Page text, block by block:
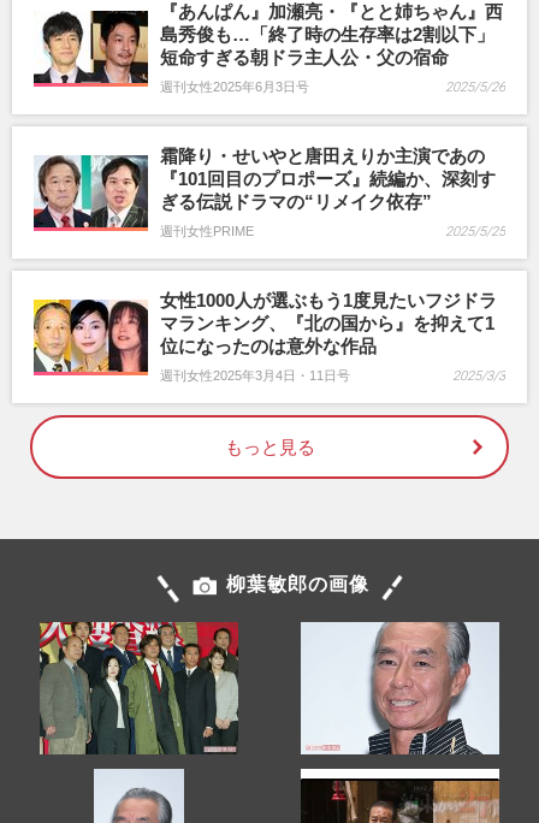
『あんぱん』加瀬亮・『とと姉ちゃん』西
島秀俊も…「終了時の生存率は2割以下」
短命すぎる朝ドラ主人公・父の宿命
週刊女性2025年6月3日号 2025/5/26
霜降り・せいやと唐田えりか主演であの
『101回目のプロポーズ』続編か、深刻す
ぎる伝説ドラマの“リメイク依存”
週刊女性PRIME 2025/5/25
女性1000人が選ぶもう1度見たいフジドラ
マランキング、『北の国から』を抑えて1
位になったのは意外な作品
週刊女性2025年3月4日・11日号 2025/3/3
もっと見る
柳葉敏郎の画像